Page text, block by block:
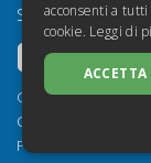
SEGUICI SU
Copyright 2000-2026
Casalini Libri
P.IVA IT03106600483
acconsenti a
cookie. Leggi di